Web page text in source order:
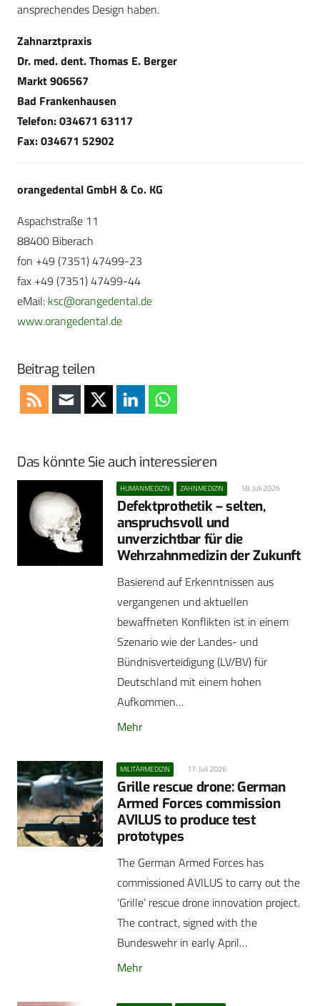
ansprechendes Design haben.
Zahnarztpraxis
Dr. med. dent. Thomas E. Berger
Markt 906567
Bad Frankenhausen
Telefon: 034671 63117
Fax: 034671 52902
orangedental GmbH & Co. KG
Aspachstraße 11
88400 Biberach
fon +49 (7351) 47499-23
fax +49 (7351) 47499-44
eMail: ksc@orangedental.de
www.orangedental.de
Beitrag teilen
Das könnte Sie auch interessieren
HUMANMEDIZIN ZAHNMEDIZIN 18. Juli 2026
Defektprothetik – selten,
anspruchsvoll und
unverzichtbar für die
Wehrzahnmedizin der Zukunft
Basierend auf Erkenntnissen aus
vergangenen und aktuellen
bewaffneten Konflikten ist in einem
Szenario wie der Landes- und
Bündnisverteidigung (LV/BV) für
Deutschland mit einem hohen
Aufkommen…
Mehr
MILITÄRMEDIZIN 17. Juli 2026
Grille rescue drone: German
Armed Forces commission
AVILUS to produce test
prototypes
The German Armed Forces has
commissioned AVILUS to carry out the
‘Grille’ rescue drone innovation project.
The contract, signed with the
Bundeswehr in early April…
Mehr